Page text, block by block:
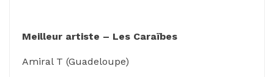
Meilleur artiste – Les Caraïbes
Amiral T (Guadeloupe)